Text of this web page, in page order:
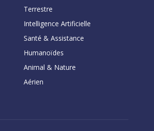
Terrestre
Intelligence Artificielle
Santé & Assistance
Humanoïdes
Animal & Nature
Aérien